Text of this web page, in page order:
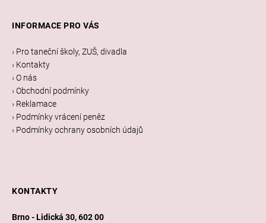
INFORMACE PRO VÁS
› Pro taneční školy, ZUŠ, divadla
› Kontakty
› O nás
› Obchodní podmínky
› Reklamace
› Podmínky vrácení peněz
› Podmínky ochrany osobních údajů
KONTAKTY
Brno - Lidická 30, 602 00